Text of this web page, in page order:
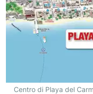
Centro di Playa del